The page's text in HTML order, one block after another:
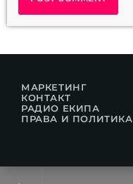
МАРКЕТИНГ
КОНТАКТ
РАДИО ЕКИПА
ПРАВА И ПОЛИТИКА